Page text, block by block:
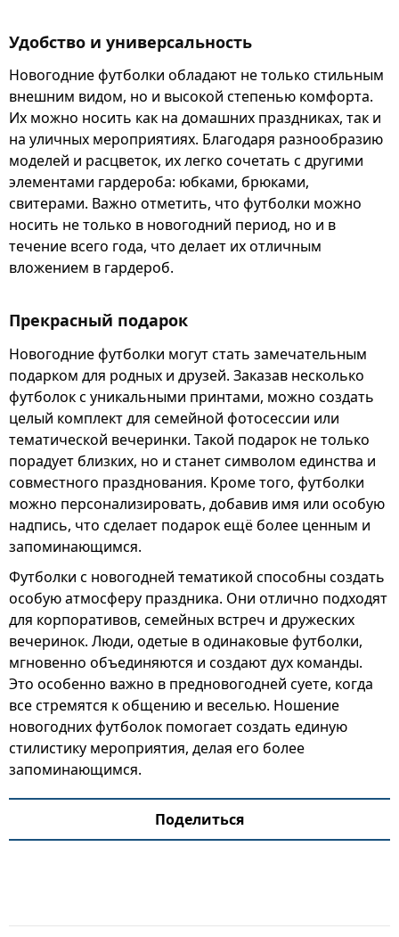
Удобство и универсальность
Новогодние футболки обладают не только стильным
внешним видом, но и высокой степенью комфорта.
Их можно носить как на домашних праздниках, так и
на уличных мероприятиях. Благодаря разнообразию
моделей и расцветок, их легко сочетать с другими
элементами гардероба: юбками, брюками,
свитерами. Важно отметить, что футболки можно
носить не только в новогодний период, но и в
течение всего года, что делает их отличным
вложением в гардероб.
Прекрасный подарок
Новогодние футболки могут стать замечательным
подарком для родных и друзей. Заказав несколько
футболок с уникальными принтами, можно создать
целый комплект для семейной фотосессии или
тематической вечеринки. Такой подарок не только
порадует близких, но и станет символом единства и
совместного празднования. Кроме того, футболки
можно персонализировать, добавив имя или особую
надпись, что сделает подарок ещё более ценным и
запоминающимся.
Футболки с новогодней тематикой способны создать
особую атмосферу праздника. Они отлично подходят
для корпоративов, семейных встреч и дружеских
вечеринок. Люди, одетые в одинаковые футболки,
мгновенно объединяются и создают дух команды.
Это особенно важно в предновогодней суете, когда
все стремятся к общению и веселью. Ношение
новогодних футболок помогает создать единую
стилистику мероприятия, делая его более
запоминающимся.
Поделиться